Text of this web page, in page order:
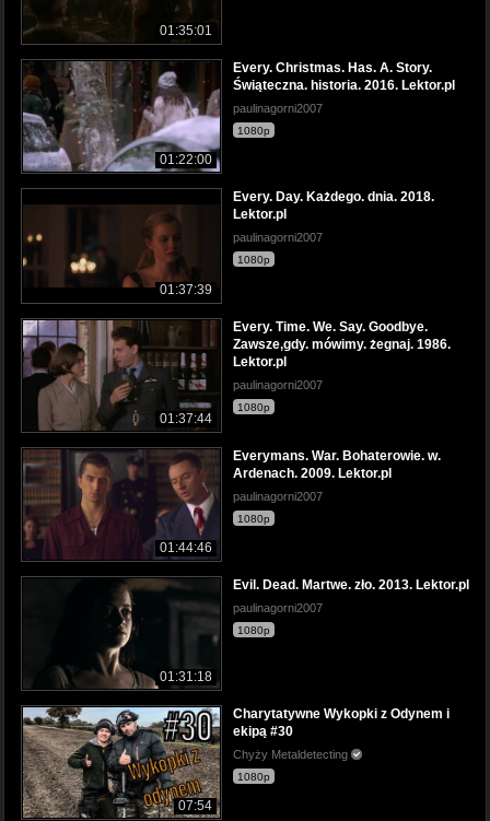
01:35:01
01:22:00
Every. Christmas. Has. A. Story.
Świąteczna. historia. 2016. Lektor.pl
paulinagorni2007
1080p
01:37:39
Every. Day. Każdego. dnia. 2018.
Lektor.pl
paulinagorni2007
1080p
01:37:44
Every. Time. We. Say. Goodbye.
Zawsze,gdy. mówimy. żegnaj. 1986.
Lektor.pl
paulinagorni2007
1080p
01:44:46
Everymans. War. Bohaterowie. w.
Ardenach. 2009. Lektor.pl
paulinagorni2007
1080p
01:31:18
Evil. Dead. Martwe. zło. 2013. Lektor.pl
paulinagorni2007
1080p
07:54
Charytatywne Wykopki z Odynem i
ekipą #30
Chyży Metaldetecting
1080p